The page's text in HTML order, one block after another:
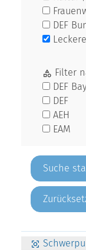
DEF
Filter
DEF
DEF
AEH
EAM